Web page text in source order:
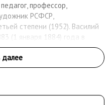
профессор,
РСФСР,
степени (1952). Василий
(1 января 1884) года в
Художественное
Н. А. Мартынова, затем,
занимался два года в
Ещё студентом начал
подготовил таблицы для